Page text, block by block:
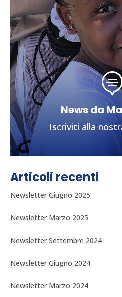
News da
Iscriviti alla
Aggiornamenti sulle
ISCRIZIONE ALLA
Articoli recenti
Newsletter Giugno 2025
Newsletter Marzo 2025
Newsletter Settembre 2024
Newsletter Giugno 2024
Newsletter Marzo 2024